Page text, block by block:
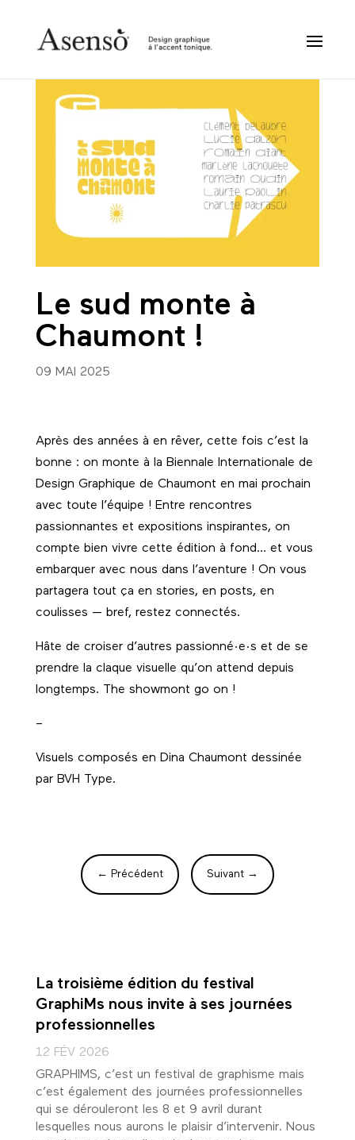
Le sud monte à
Chaumont !
09 MAI 2025
Après des années à en rêver, cette fois c’est la
bonne : on monte à la Biennale Internationale de
Design Graphique de Chaumont en mai prochain
avec toute l’équipe ! Entre rencontres
passionnantes et expositions inspirantes, on
compte bien vivre cette édition à fond… et vous
embarquer avec nous dans l’aventure ! On vous
partagera tout ça en stories, en posts, en
coulisses — bref, restez connectés.
Hâte de croiser d’autres passionné·e·s et de se
prendre la claque visuelle qu’on attend depuis
longtemps. The showmont go on !
–
Visuels composés en Dina Chaumont dessinée
par BVH Type.
← Précédent Suivant →
La troisième édition du festival
GraphiMs nous invite à ses journées
professionnelles
12 FÉV 2026
GRAPHIMS, c’est un festival de graphisme mais
c’est également des journées professionnelles
qui se dérouleront les 8 et 9 avril durant
lesquelles nous aurons le plaisir d’intervenir. Nous